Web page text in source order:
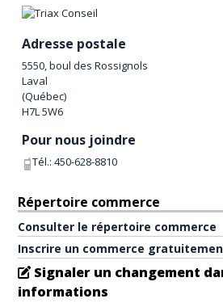
Adresse postale
5550, boul des Rossignols
Laval
(Québec)
H7L 5W6
Pour nous joindre
Tél.:450-628-8810
Répertoire commerce
Consulter le répertoire commerce
Inscrire un commerce
Signaler un changement
informations